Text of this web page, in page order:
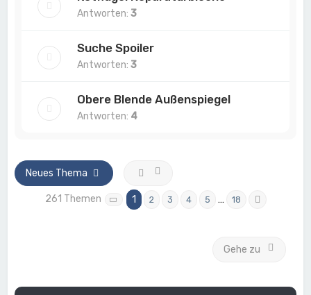
Antworten:3
Suche Spoiler
Antworten:3
Obere Blende Außenspiegel
Antworten: 4
Neues Thema
261 Themen Seite von18
1 2 3 4 5 … 18
Gehe zu